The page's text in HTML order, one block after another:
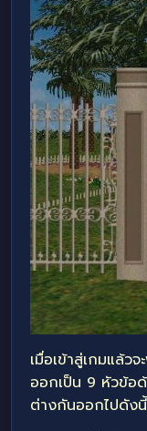
เมื่อเข้าสู่เกมแล้ว
ออกเป็น 9 หัวข้อ
ต่างกันออกไปดังนี้